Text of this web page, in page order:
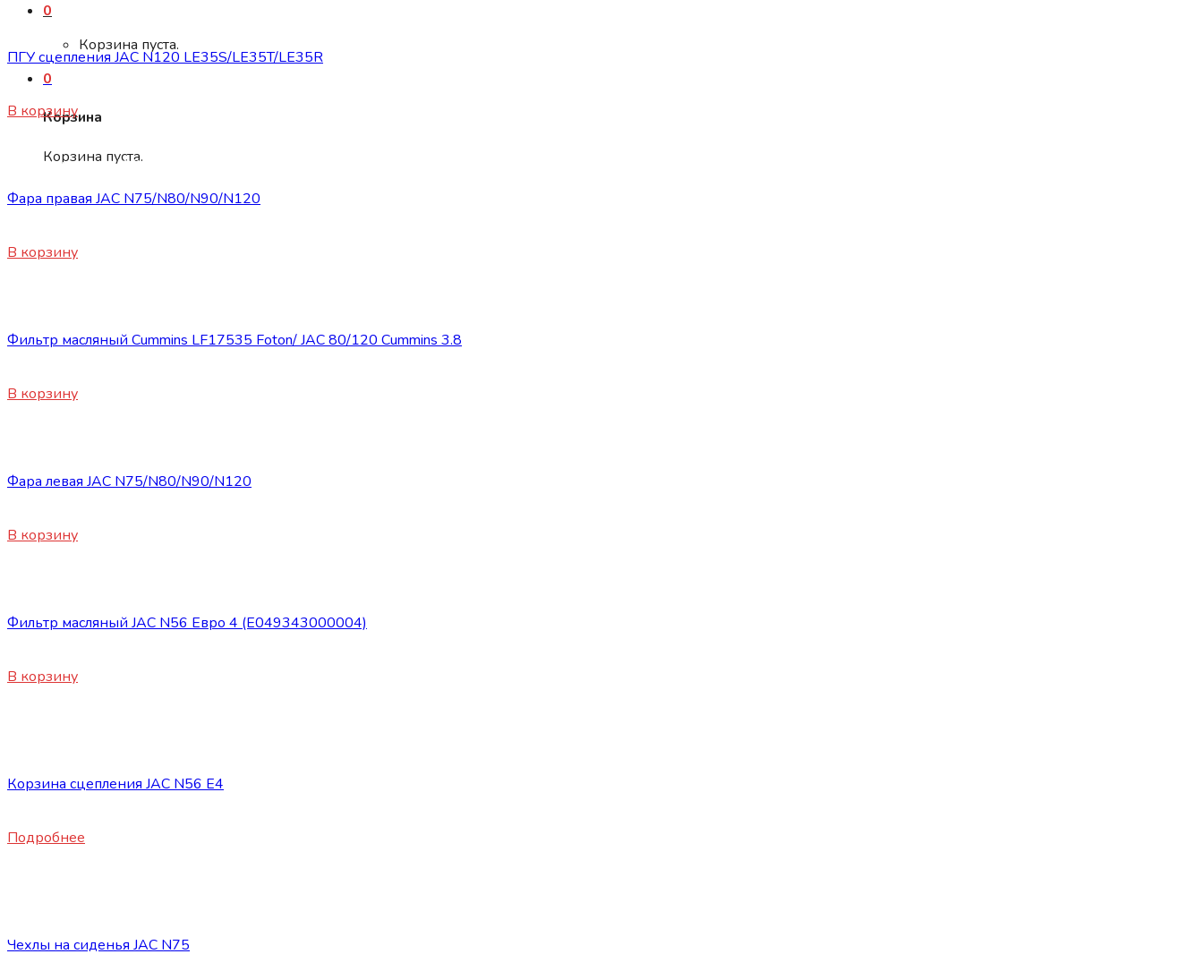
0
Корзина пуста.
0
Корзина
Корзина пуста.
Запасные части JAC
ПГУ сцепления JAC N120 LE35S/LE35T/LE35R
8400₽
В корзину
Запасные части JAC
Фара правая JAC N75/N80/N90/N120
В корзину
Фильтр масляный Cummins LF17535 Foton/ JAC 80/120 Cummins 3.8
В корзину
Фара левая JAC N75/N80/N90/N120
В корзину
Фильтр масляный JAC N56 Евро 4 (E049343000004)
В корзину
Корзина сцепления JAC N56 E4
Подробнее
Чехлы на сиденья JAC N75